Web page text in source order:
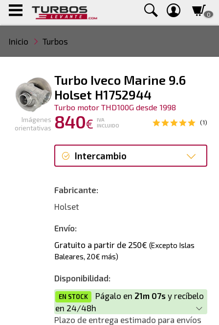
0
Inicio Turbos
Turbo Iveco Marine 9.6
Holset H1752944
Turbo motor THD100G desde 1998
840€
IVA
INCLUIDO
(1)
Intercambio
Fabricante:
Holset
Envío:
Gratuito a partir de 250€ (Excepto Islas
Baleares, 20€ más)
Disponibilidad:
EN STOCK Págalo en 21m 07s y recíbelo
en 24/48h
Plazo de entrega estimado para envíos
Imágenes
orientativas